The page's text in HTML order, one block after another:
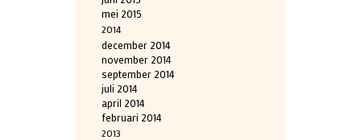
mei 2015
2014
december 2014
november 2014
september 2014
juli 2014
april 2014
februari 2014
2013